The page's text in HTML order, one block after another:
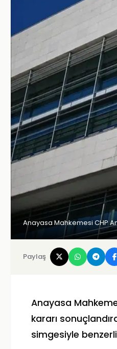
Anayasa Mahkemesi CHP
Paylaş
Anayasa
kararı
simgesiyle